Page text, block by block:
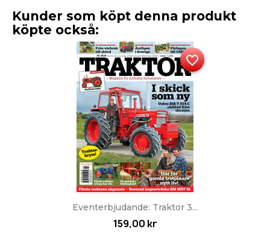
Kunder som köpt denna produkt
köpte också:
Eventerbjudande: Traktor 3...
159,00 kr
favorite_border